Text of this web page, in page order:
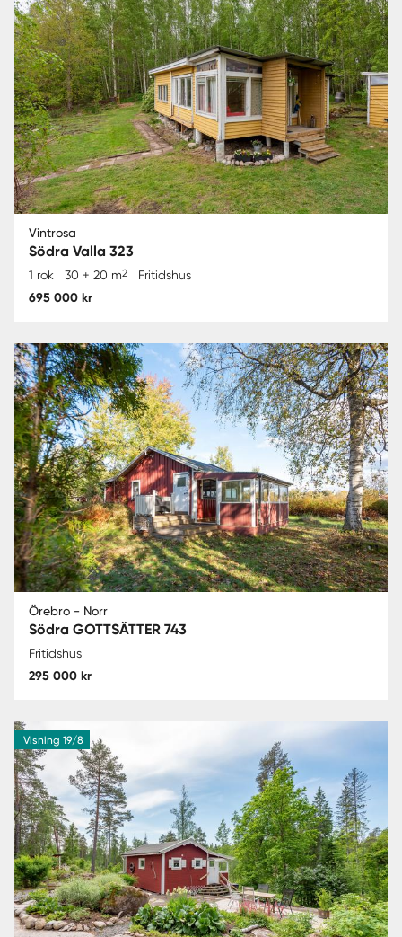
Vintrosa
Södra Valla 323
1 rok 30 + 20 m2 Fritidshus
695 000 kr
Örebro - Norr
Södra GOTTSÄTTER 743
Fritidshus
295 000 kr
Visning 19/8